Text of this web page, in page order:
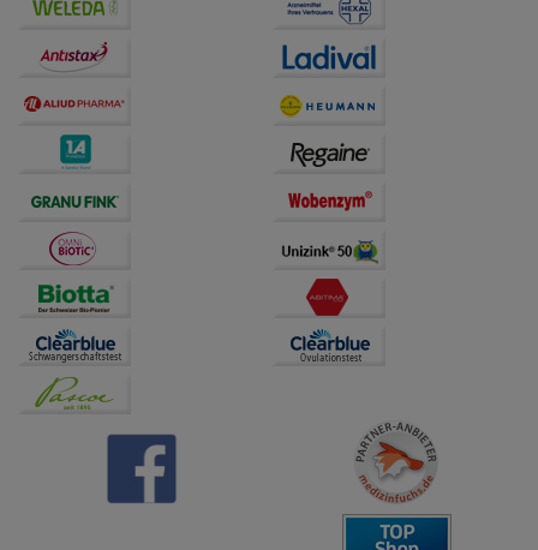
Statistik & Tracking:
Hierüber lassen sich
Informationen über die Art und Weise der Nutzung
unserer Website sammeln, mit deren Hilfe wir unsere
auf unserer Website aber auch die Werbung auf
Drittseiten möglichst relevant für Sie zu gestalten.
Bitte beachten Sie, dass Daten hierfür teilweise an
Dritte wie z.B. Google oder soziale Medien